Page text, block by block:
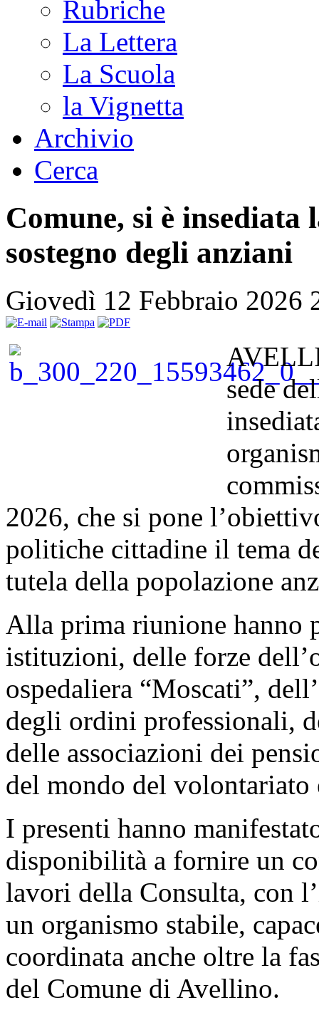
Rubriche
La Lettera
La Scuola
la Vignetta
Archivio
Cerca
Comune, si è insediata
sostegno degli anziani
Giovedì 12 Febbraio 2026
sede
2026, che si pone
politiche cittadine il tema
tutela della popolazione
Alla prima riunione hanno
istituzioni, delle forze
ospedaliera “Moscati”,
degli ordini professionali,
delle associazioni dei
del mondo del volontariato
I presenti hanno
disponibilità a fornire un
lavori della Consulta, con
un organismo stabile,
coordinata anche oltre la
del Comune di Avellino.